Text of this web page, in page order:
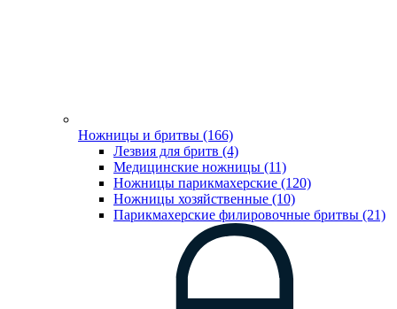
Ножницы и бритвы (166)
Лезвия для бритв (4)
Медицинские ножницы (11)
Ножницы парикмахерские (120)
Ножницы хозяйственные (10)
Парикмахерские филировочные бритвы (21)